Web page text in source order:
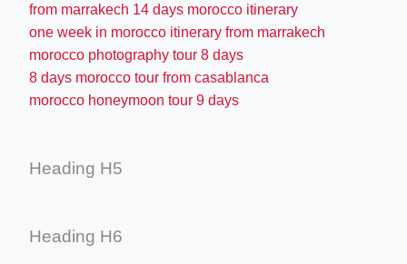
from marrakech 14 days morocco itinerary
one week in morocco itinerary from marrakech
morocco photography tour 8 days
8 days morocco tour from casablanca
morocco honeymoon tour 9 days
Heading H5
Heading H6